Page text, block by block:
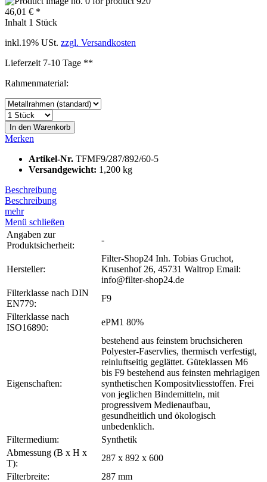
46,01 € *
Inhalt 1 Stück
inkl.19% USt. zzgl. Versandkosten
Lieferzeit 7-10 Tage **
Rahmenmaterial:
In den Warenkorb
Merken
Artikel-Nr. TFMF9/287/892/60-5
Versandgewicht: 1,200 kg
Beschreibung
Beschreibung
mehr
Menü schließen
Angaben zur
Produktsicherheit:
-
Hersteller:
Filter-Shop24 Inh. Tobias Gruchot,
Krusenhof 26, 45731 Waltrop Email:
info@filter-shop24.de
Filterklasse nach DIN
EN779:
F9
Filterklasse nach
ISO16890:
ePM1 80%
Eigenschaften:
bestehend aus feinstem bruchsicheren
Polyester-Faservlies, thermisch verfestigt,
reinluftseitig geglättet. Güteklassen M6
bis F9 bestehend aus feinsten mehrlagigen
synthetischen Kompositvliesstoffen. Frei
von jeglichen Bindemitteln, mit
progressivem Medienaufbau,
gesundheitlich und ökologisch
unbedenklich.
Filtermedium:
Synthetik
Abmessung (B x H x
T):
287 x 892 x 600
Filterbreite:
287 mm